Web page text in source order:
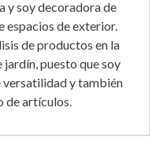
y soy decoradora de
espacios de exterior.
de productos en la
puesto que soy
versatilidad y también
de artículos.